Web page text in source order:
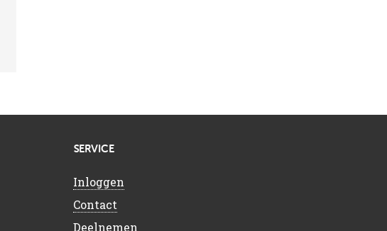
SERVICE
Inloggen
Contact
Deelnemen